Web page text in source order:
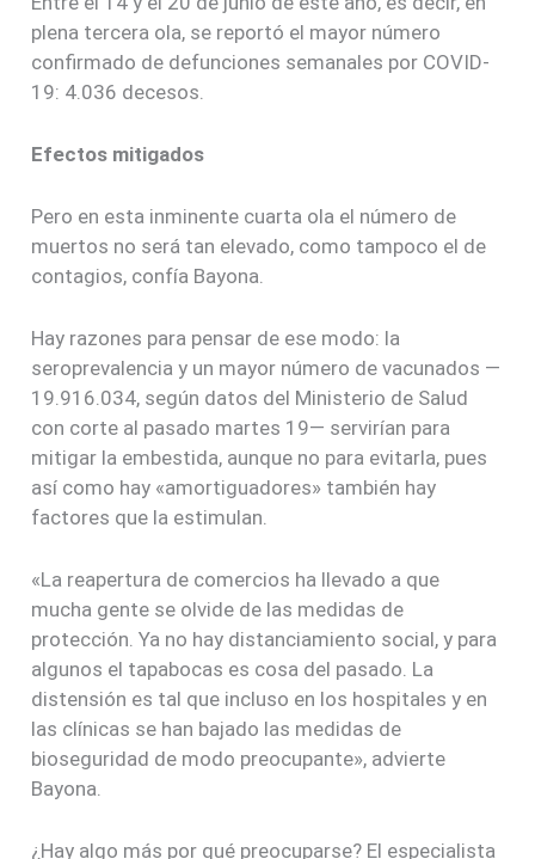
plena tercera ola, se reportó el mayor número
confirmado de defunciones semanales por COVID-
19: 4.036 decesos.
Efectos mitigados
Pero en esta inminente cuarta ola el número de
muertos no será tan elevado, como tampoco el de
contagios, confía Bayona.
Hay razones para pensar de ese modo: la
seroprevalencia y un mayor número de vacunados —
19.916.034, según datos del Ministerio de Salud
con corte al pasado martes 19— servirían para
mitigar la embestida, aunque no para evitarla, pues
así como hay «amortiguadores» también hay
factores que la estimulan.
«La reapertura de comercios ha llevado a que
mucha gente se olvide de las medidas de
protección. Ya no hay distanciamiento social, y para
algunos el tapabocas es cosa del pasado. La
distensión es tal que incluso en los hospitales y en
las clínicas se han bajado las medidas de
bioseguridad de modo preocupante», advierte
Bayona.
¿Hay algo más por qué preocuparse? El especialista